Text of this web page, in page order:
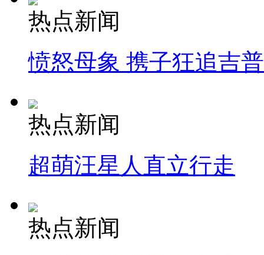
热点新闻
愤怒母象 携子狂追吉
热点新闻
超萌汪星人直立行走
热点新闻